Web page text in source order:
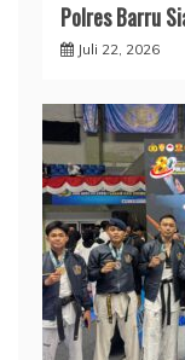
Polres Barru
Juli 22, 2026